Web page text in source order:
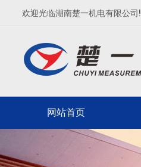
欢迎光临湖南楚一机电有限公司!
网站首页